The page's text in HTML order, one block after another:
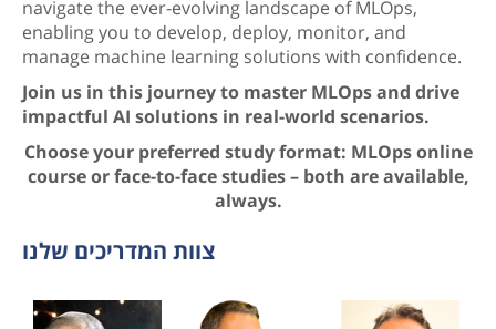
navigate the ever-evolving landscape of MLOps,
enabling you to develop, deploy, monitor, and
manage machine learning solutions with confidence.
Join us in this journey to master MLOps and drive
impactful AI solutions in real-world scenarios.
Choose your preferred study format: MLOpsonline
courseor face-to-face studies – both are available,
always.
צוות המדריכים שלנו